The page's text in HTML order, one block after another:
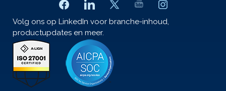
Volg ons op LinkedIn voor branche-inhoud,
productupdates en meer.